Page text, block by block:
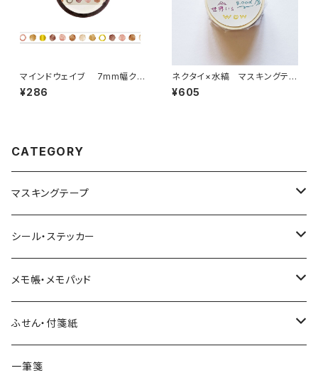
マインドウェイブ 7mm幅クリ
アテープ箔押し 95301 brown
palette
¥286
ネクタイ×水縞 マスキングテー
プ 盛り上げワード 文字
¥605
CATEGORY
マスキングテープ
ヨハク
和紙
透明クリア
Hutte paper works （プロペラスタジオ）
ネクタイ
透明クリアテープ
シール・ステッカー
フレークシール
パピアプラッツ（作家もの）
ヨハク
ステッカーシール
マインドウェイブ
立体シール
メモ帳・メモパッド
ヨハク
HUTTE PAPER WORKS
ふせん・付箋紙
ヨハク
一筆箋